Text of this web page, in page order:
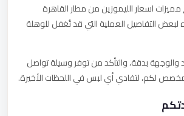
اسعار الليموزين من مطار القاهرة
لبعض التفاصيل العملية التي قد تُغفل للوهلة
بدقة، والتأكد من توفر وسيلة تواصل
لكم، لتفادي أي لبس في اللحظات الأخيرة.